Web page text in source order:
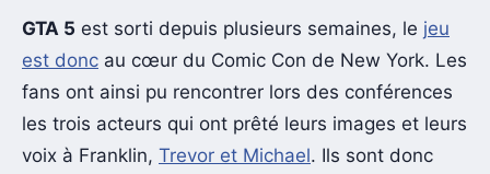
GTA 5 est sorti depuis plusieurs semaines, le jeu
est donc au cœur du Comic Con de New York. Les
fans ont ainsi pu rencontrer lors des conférences
les trois acteurs qui ont prêté leurs images et leurs
voix à Franklin, Trevor et Michael. Ils sont donc